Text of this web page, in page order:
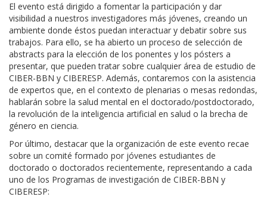
El evento está dirigido a fomentar la participación y dar
visibilidad a nuestros investigadores más jóvenes, creando un
ambiente donde éstos puedan interactuar y debatir sobre sus
trabajos. Para ello, se ha abierto un proceso de selección de
abstracts para la elección de los ponentes y los pósters a
presentar, que pueden tratar sobre cualquier área de estudio de
CIBER-BBN y CIBERESP. Además, contaremos con la asistencia
de expertos que, en el contexto de plenarias o mesas redondas,
hablarán sobre la salud mental en el doctorado/postdoctorado,
la revolución de la inteligencia artificial en salud o la brecha de
género en ciencia.
Por último, destacar que la organización de este evento recae
sobre un comité formado por jóvenes estudiantes de
doctorado o doctorados recientemente, representando a cada
uno de los Programas de investigación de CIBER-BBN y
CIBERESP: